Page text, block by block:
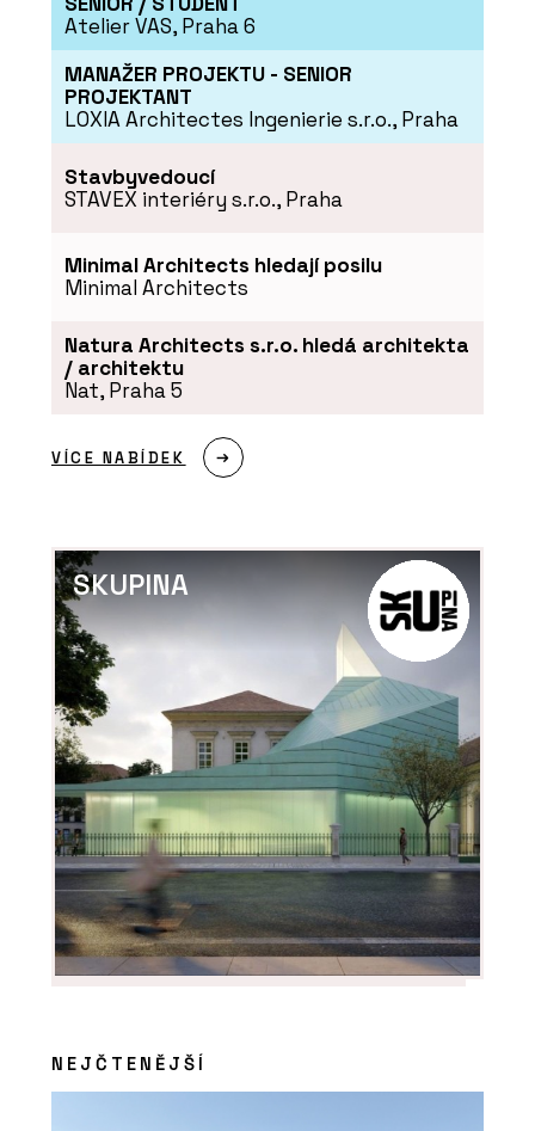
PRODUKTY
Vypínače a zásuvky Zoni®
O FIRMĚ
ABB s.r.o.
Porcelánová kolekce Decento®
ČLÁNKY
Atelier VAS, Praha 6
MANAŽER PROJEKTU - SENIOR
PROJEKTANT
LOXIA Architectes Ingenierie s.r.o., Praha
Stavbyvedoucí
STAVEX interiéry s.r.o., Praha
Minimal Architects hledají posilu
Minimal Architects
Natura Architects s.r.o. hledá architekta
/ architektu
Nat, Praha 5
VÍCE NABÍDEK
SKUPINA
NEJČTENĚJŠÍ